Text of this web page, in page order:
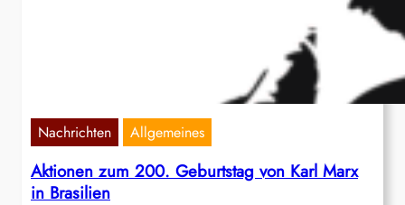
Nachrichten Allgemeines
Aktionen zum 200. Geburtstag von Karl Marx
in Brasilien